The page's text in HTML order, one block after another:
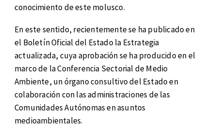
conocimiento de este molusco.
En este sentido, recientemente se ha publicado en
el Boletín Oficial del Estado la Estrategia
actualizada, cuya aprobación se ha producido en el
marco de la Conferencia Sectorial de Medio
Ambiente, un órgano consultivo del Estado en
colaboración con las administraciones de las
Comunidades Autónomas en asuntos
medioambientales.